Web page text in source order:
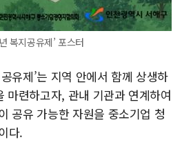
복지공유제’ 포스터
유제’는 지역 안에서 함께 상생하
마련하고자, 관내 기관과 연계하여
공유 가능한 자원을 중소기업 청
다.